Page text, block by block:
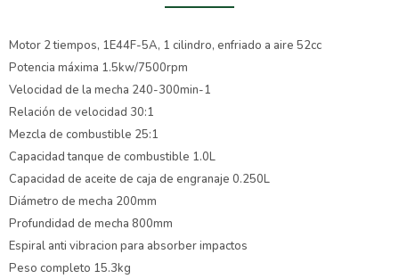
Motor 2 tiempos, 1E44F-5A, 1 cilindro, enfriado a aire 52cc
Potencia máxima 1.5kw/7500rpm
Velocidad de la mecha 240-300min-1
Relación de velocidad 30:1
Mezcla de combustible 25:1
Capacidad tanque de combustible 1.0L
Capacidad de aceite de caja de engranaje 0.250L
Diámetro de mecha 200mm
Profundidad de mecha 800mm
Espiral anti vibracion para absorber impactos
Peso completo 15.3kg